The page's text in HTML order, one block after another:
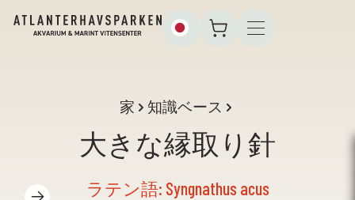
家 知識ベース
大きな縁取り針
ラテン語: Syngnathus acus